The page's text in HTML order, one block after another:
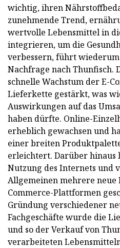
wichtig, ihren
zunehmende Trend,
wertvolle Lebensmittel in
integrieren, um die
verbessern, führt
Nachfrage nach Thunfisch.
schnelle Wachstum der E-
Lieferkette gestärkt, was
Auswirkungen auf das
haben dürfte. Online-
erheblich gewachsen und
einer breiten
erleichtert. Darüber hinaus
Nutzung des Internets und
Allgemeinen mehrere
Commerce-Plattformen
Gründung verschiedener
Fachgeschäfte wurde die
und so der Verkauf von
verarbeiteten